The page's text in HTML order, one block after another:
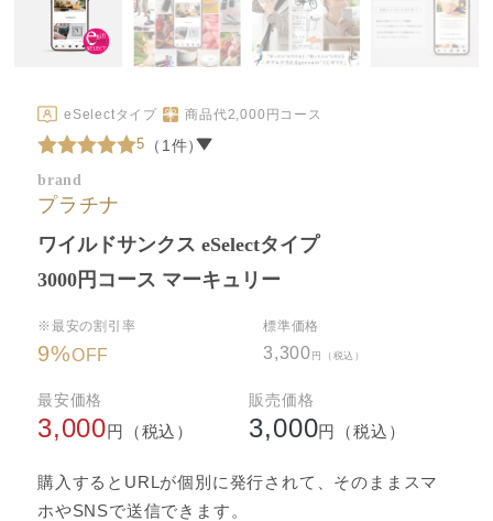
eSelectタイプ 商品代2,000 円コース
brand
プラチナ
5 （1件）
ワイルドサンクス eSelectタイプ
3000円コース マーキュリー
※最安の割引率
9%OFF
標準価格
3,300 円（税込）
最安価格
3,000円（税込）
販売価格
3,000円（税込）
購入するとURLが個別に発行されて、そのままスマ
ホやSNSで送信できます。